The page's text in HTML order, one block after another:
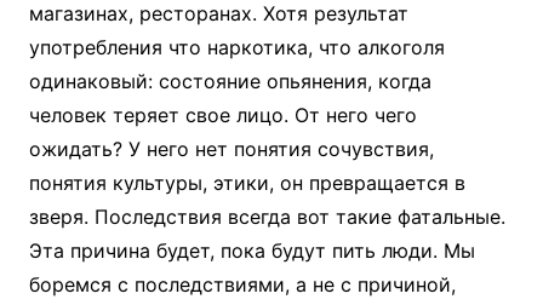
магазинах, ресторанах. Хотя результат
употребления что наркотика, что алкоголя
одинаковый: состояние опьянения, когда
человек теряет свое лицо. От него чего
ожидать? У него нет понятия сочувствия,
понятия культуры, этики, он превращается в
зверя. Последствия всегда вот такие фатальные.
Эта причина будет, пока будут пить люди. Мы
боремся с последствиями, а не с причиной,